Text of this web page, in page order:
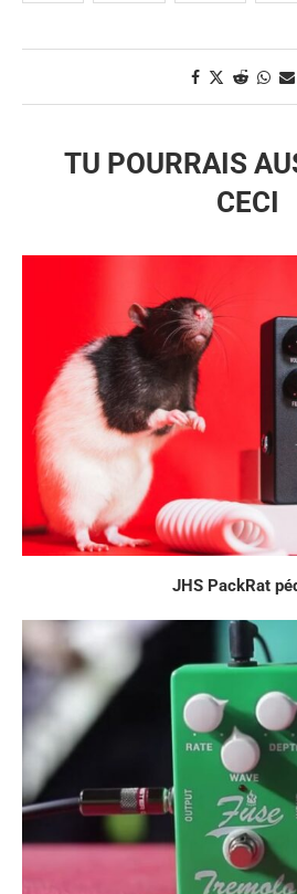
TU POURRAIS
CECI
JHS PackRat